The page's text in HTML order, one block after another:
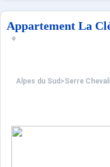
Appartement La
Alpes du Sud >Serre